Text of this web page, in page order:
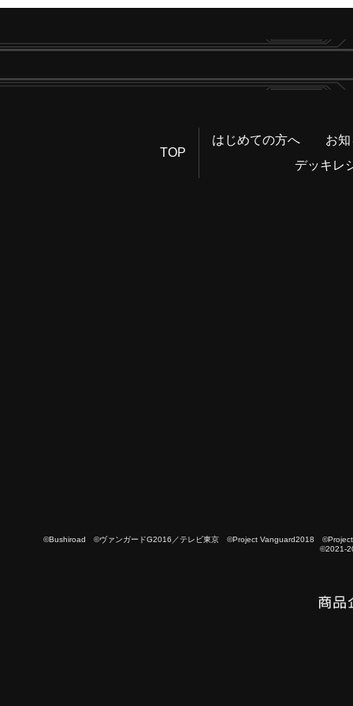
TOP
はじめての方へ
お
デッキレ
©Bushiroad ©ヴァンガードG2016／テレビ東京 ©Project Vanguard2018
©2021-